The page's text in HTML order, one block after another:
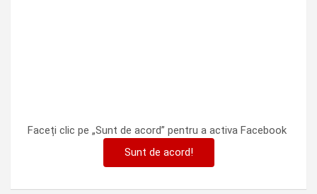
Faceți clic pe „Sunt de acord” pentru a activa Facebook
Sunt de acord!